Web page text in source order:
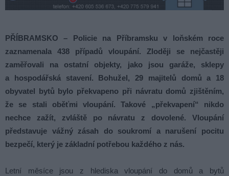
PŘÍBRAMSKO – Policie na Příbramsku v loňském roce
zaznamenala 438 případů vloupání. Zloději se nejčastěji
zaměřovali na ostatní objekty, jako jsou garáže, sklepy
a hospodářská stavení. Bohužel, 29 majitelů domů a 18
obyvatel bytů bylo překvapeno při návratu domů zjištěním,
že se stali oběťmi vloupání. Takové „překvapení“ nikdo
nechce zažít, zvláště po návratu z dovolené. Vloupání
představuje vážný zásah do soukromí a narušení pocitu
bezpečí, který je základní potřebou každého z nás.
Letní měsíce jsou z hlediska vloupání do domů a bytů